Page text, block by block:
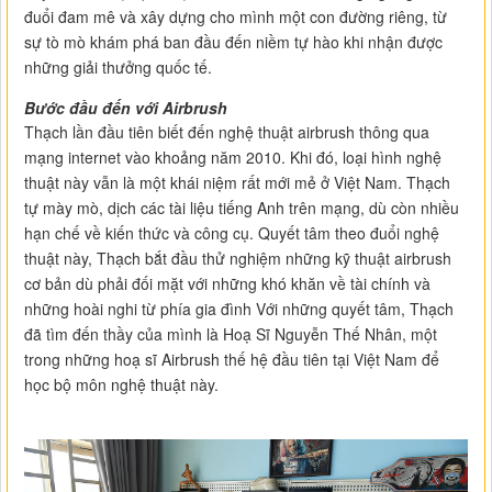
đuổi đam mê và xây dựng cho mình một con đường riêng, từ
sự tò mò khám phá ban đầu đến niềm tự hào khi nhận được
những giải thưởng quốc tế.
Bước đầu đến với Airbrush
Thạch lần đầu tiên biết đến nghệ thuật airbrush thông qua
mạng internet vào khoảng năm 2010. Khi đó, loại hình nghệ
thuật này vẫn là một khái niệm rất mới mẻ ở Việt Nam. Thạch
tự mày mò, dịch các tài liệu tiếng Anh trên mạng, dù còn nhiều
hạn chế về kiến thức và công cụ. Quyết tâm theo đuổi nghệ
thuật này, Thạch bắt đầu thử nghiệm những kỹ thuật airbrush
cơ bản dù phải đối mặt với những khó khăn về tài chính và
những hoài nghi từ phía gia đình Với những quyết tâm, Thạch
đã tìm đến thầy của mình là Hoạ Sĩ Nguyễn Thế Nhân, một
trong những hoạ sĩ Airbrush thế hệ đầu tiên tại Việt Nam để
học bộ môn nghệ thuật này.